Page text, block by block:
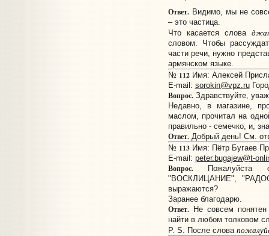
Ответ.Видимо, мы не
– это частица.
Что касается слова
словом. Чтобы
части речи, нужно
армянском языке.
№ 112Имя: Алексей
E-mail: sorokin@vpz.ru
Вопрос.Здравствуйте,
Недавно, в магазине,
маслом, прочитал на
правильно - семечко, и,
Ответ.Добрый день! См.
№ 113Имя: Пётр Бугаев
E-mail: peter.bugajew@t-
Вопрос.Пожалуйста
"ВОСКЛИЦАНИЕ",
выражаются?
Заранее благодарю.
Ответ.Не совсем понятен
найти в любом толковом
P. S. После слова